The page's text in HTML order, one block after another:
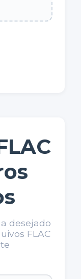
desejado
FLAC